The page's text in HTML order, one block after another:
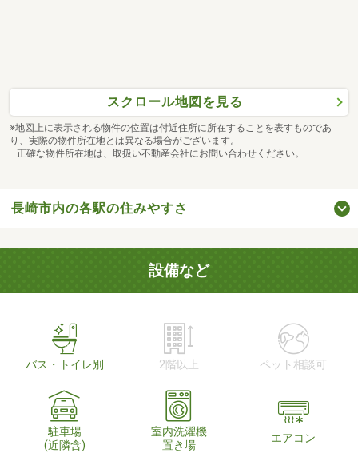
スクロール地図を見る
※地図上に表示される物件の位置は付近住所に所在することを表すものであ
り、実際の物件所在地とは異なる場合がございます。
正確な物件所在地は、取扱い不動産会社にお問い合わせください。
長崎市内の各駅の住みやすさ
設備など
バス・トイレ別 2階以上 ペット相談可
駐車場
(近隣含)
室内洗濯機
置き場
エアコン